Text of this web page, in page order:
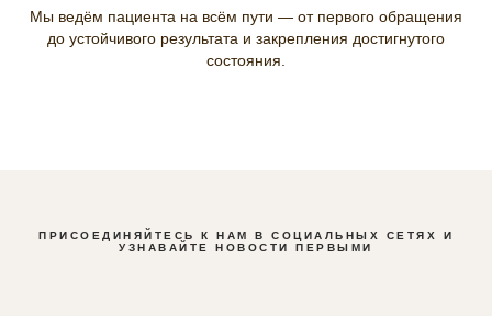
Мы ведём пациента на всём пути — от первого обращения
до устойчивого результата и закрепления достигнутого
состояния.
ПРИСОЕДИНЯЙТЕСЬ К НАМ В СОЦИАЛЬНЫХ СЕТЯХ И
УЗНАВАЙТЕ НОВОСТИ ПЕРВЫМИ